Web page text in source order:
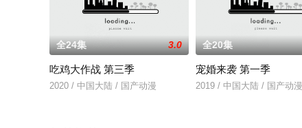
全24集 3.0
吃鸡大作战 第三季
2020 / 中国大陆 / 国产动漫
全20集
宠婚来袭 第一季
2019 / 中国大陆 / 国产动漫